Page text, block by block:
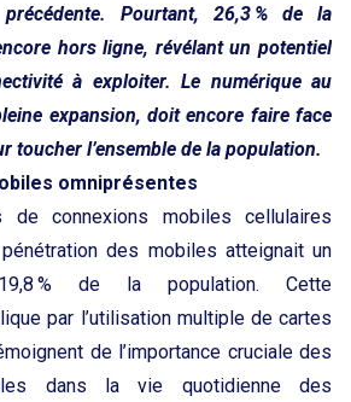
Pourtant, 26,3 % de la
hors ligne, révélant un potentiel
à exploiter. Le numérique au
expansion, doit encore faire face
toucher l’ensemble de la population.
omniprésentes
de connexions mobiles cellulaires
des mobiles atteignait un
% de la population. Cette
par l’utilisation multiple de cartes
de l’importance cruciale des
dans la vie quotidienne des